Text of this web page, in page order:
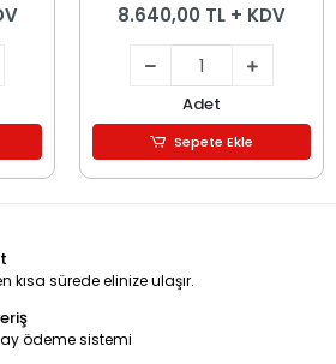
8.640,00 TL + KDV
Adet
Sepete Ekle
kısa sürede elinize ulaşır.
ödeme sistemi